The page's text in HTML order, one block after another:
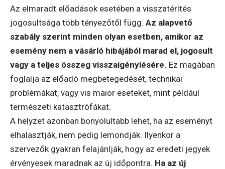
Az elmaradt előadások esetében a visszatérítés
jogosultsága több tényezőtől függ. Az alapvető
szabály szerint minden olyan esetben, amikor az
esemény nem a vásárló hibájából marad el, jogosult
vagy a teljes összeg visszaigénylésére. Ez magában
foglalja az előadó megbetegedését, technikai
problémákat, vagy vis maior eseteket, mint például
természeti katasztrófákat.
A helyzet azonban bonyolultabb lehet, ha az eseményt
elhalasztják, nem pedig lemondják. Ilyenkor a
szervezők gyakran felajánlják, hogy az eredeti jegyek
érvényesek maradnak az új időpontra. Ha az új